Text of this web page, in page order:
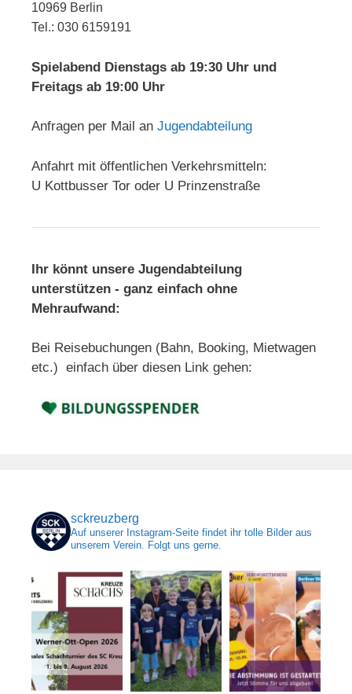
10969 Berlin
Tel.: 030 6159191
Spielabend Dienstags ab 19:30 Uhr und
Freitags ab 19:00 Uhr
Anfragen per Mail an Jugendabteilung
Anfahrt mit öffentlichen Verkehrsmitteln:
U Kottbusser Tor oder U Prinzenstraße
Ihr könnt unsere Jugendabteilung
unterstützen - ganz einfach ohne
Mehraufwand:
Bei Reisebuchungen (Bahn, Booking, Mietwagen
etc.) einfach über diesen Link gehen:
sckreuzberg
Auf unserer Instagram-Seite findet ihr tolle Bilder aus
unserem Verein. Folgt uns gerne.